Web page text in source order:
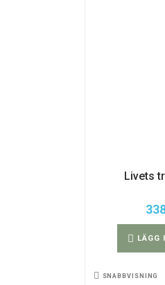
Livets
LÄGG
SNABBVISNING